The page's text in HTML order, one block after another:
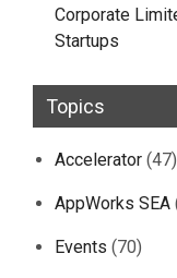
Corporate
Startups
Topics
Accelerator (47)
AppWorks SEA
Events (70)